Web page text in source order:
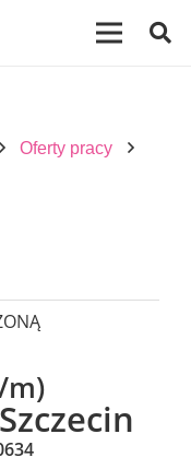
Oferty pracy
m)
Szczecin